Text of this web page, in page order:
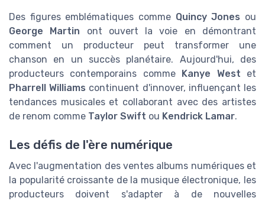
Des figures emblématiques comme Quincy Jones ou
George Martin ont ouvert la voie en démontrant
comment un producteur peut transformer une
chanson en un succès planétaire. Aujourd'hui, des
producteurs contemporains comme Kanye West et
Pharrell Williams continuent d'innover, influençant les
tendances musicales et collaborant avec des artistes
de renom comme Taylor Swift ou Kendrick Lamar.
Les défis de l'ère numérique
Avec l'augmentation des ventes albums numériques et
la popularité croissante de la musique électronique, les
producteurs doivent s'adapter à de nouvelles